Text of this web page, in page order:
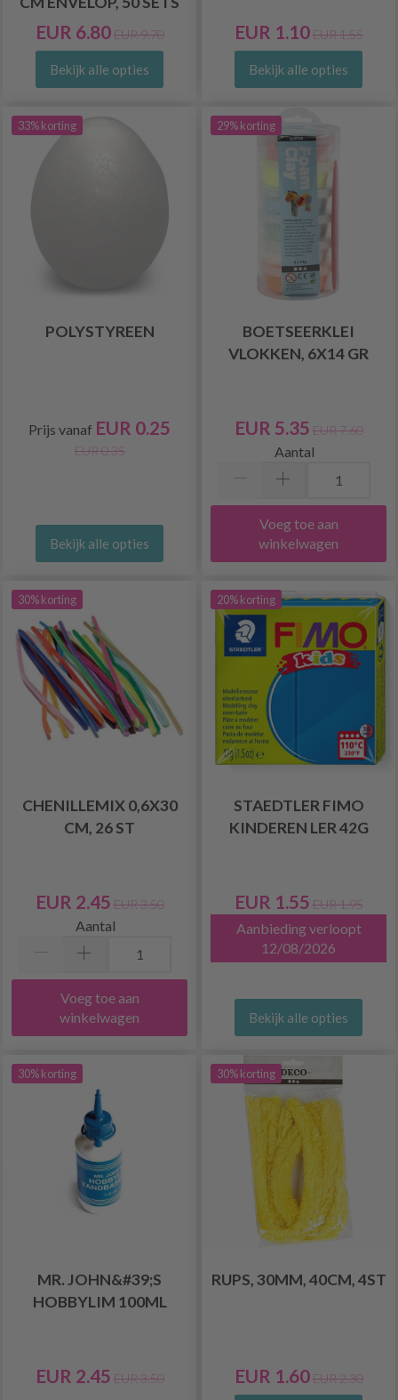
EUR 6.80 EUR 9.70
Bekijk alle opties
EUR 1.10 EUR 1.55
Bekijk alle opties
33% korting
POLYSTYREEN
Prijs vanaf EUR 0.25
EUR 0.35
Bekijk alle opties
29% korting
BOETSEERKLEI
VLOKKEN, 6X14 GR
EUR 5.35 EUR 7.60
Aantal
Voeg toe aan
winkelwagen
30% korting
CHENILLEMIX 0,6X30
CM, 26 ST
EUR 2.45 EUR 3.50
Aantal
Voeg toe aan
winkelwagen
20% korting
STAEDTLER FIMO
KINDEREN LER 42G
EUR 1.55 EUR 1.95
Aanbieding verloopt
12/08/2026
Bekijk alle opties
30% korting
MR. JOHN&#39;S
HOBBYLIM 100ML
EUR 2.45 EUR 3.50
30% korting
RUPS, 30MM, 40CM, 4ST
EUR 1.60 EUR 2.30